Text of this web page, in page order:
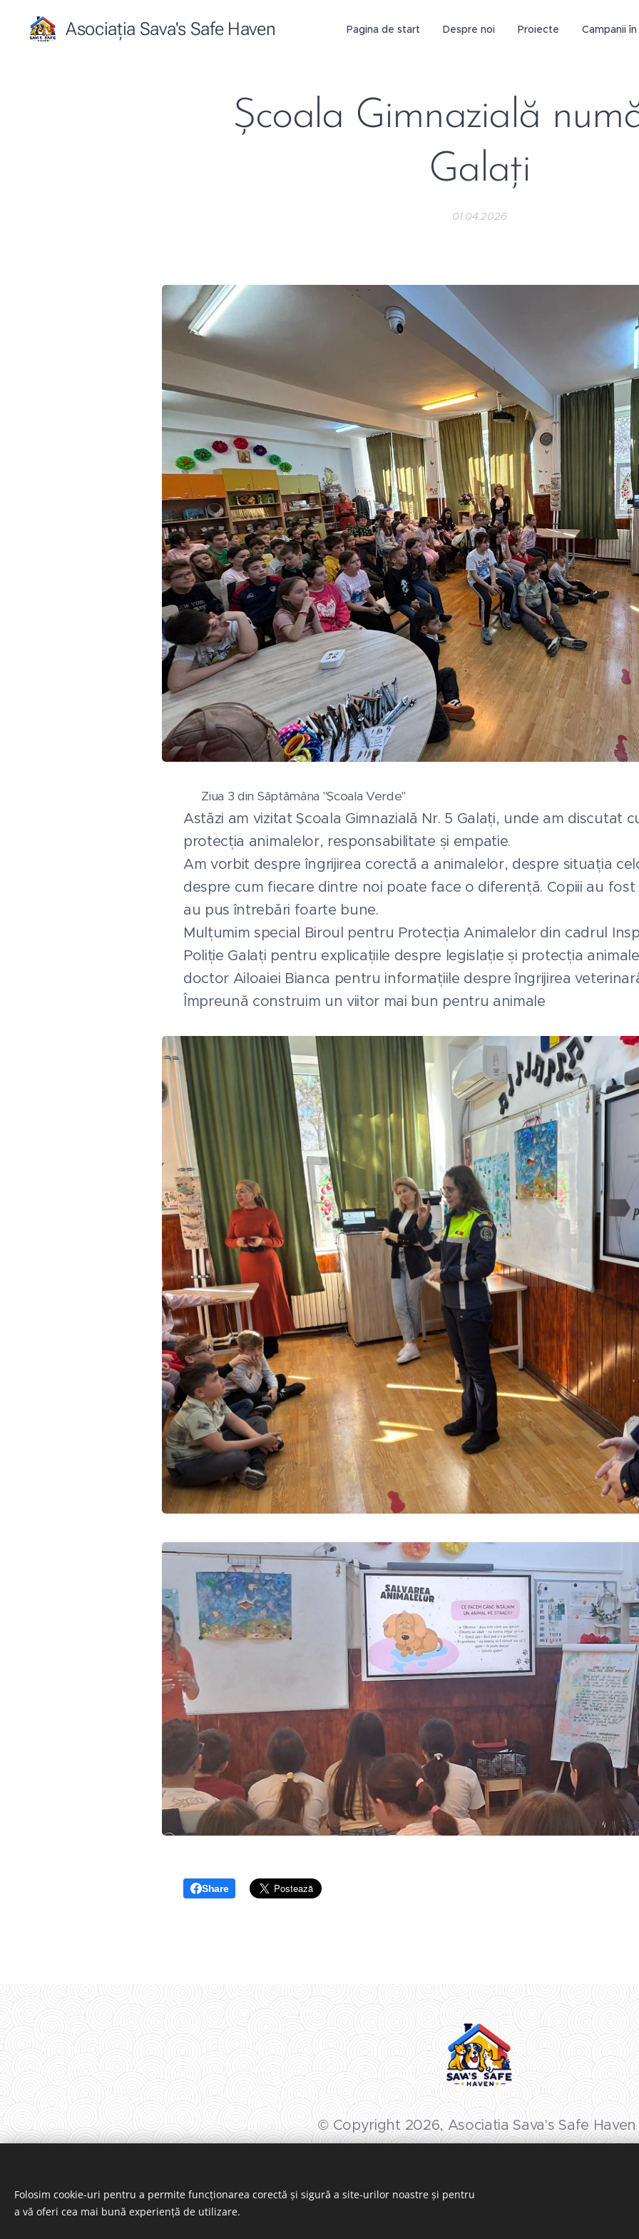
Asociația Sava's Safe Haven Pagina de start Despre noi Proiecte Campanii
Școala Gimnazială
Galați
01.04.2026
🐾 Ziua 3 din Săptămâna "Școala Verde"
Astăzi am vizitat Școala Gimnazială Nr. 5 Galați, unde am discutat
protecția animalelor, responsabilitate și empatie.
Am vorbit despre îngrijirea corectă a animalelor, despre situația
despre cum fiecare dintre noi poate face o diferență. Copiii au fost
au pus întrebări foarte bune.
Mulțumim special Biroul pentru Protecția Animalelor din cadrul
Poliție Galați pentru explicațiile despre legislație și protecția
doctor Ailoaiei Bianca pentru informațiile despre îngrijirea
Împreună construim un viitor mai bun pentru animale ❤️🐶
Share
© Copyright 2026, Asociatia Sava's Safe
Folosim cookie-uri pentru a permite funcționarea corectă și sigură a site-urilor noastre și pentru
a vă oferi cea mai bună experiență de utilizare.